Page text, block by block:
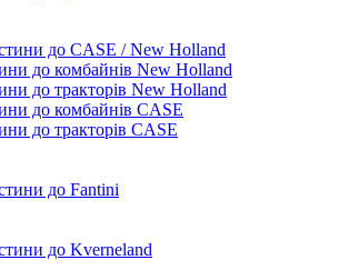
до CASE / New Holland
до комбайнів New Holland
до тракторів New Holland
до комбайнів CASE
до тракторів CASE
до Fantini
до Kverneland